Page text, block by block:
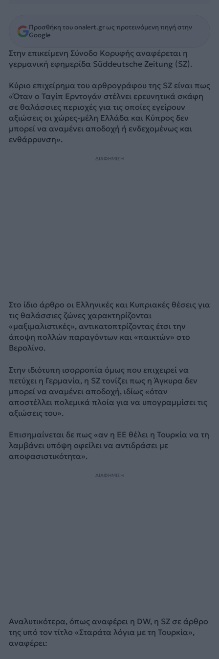
Προσθήκη του onalert.gr ως προτεινόμενη πηγή στην
Google
Στην επικείμενη Σύνοδο Κορυφής αναφέρεται η
γερμανική εφημερίδα Süddeutsche Zeitung (SZ).
Κύριο επιχείρημα του αρθρογράφου της SZ είναι πως
«Όταν ο Ταγίπ Ερντογάν στέλνει ερευνητικά σκάφη
σε θαλάσσιες περιοχές για τις οποίες εγείρουν
αξιώσεις οι χώρες-μέλη Ελλάδα και Κύπρος δεν
μπορεί να αναμένει αποδοχή ή ενδεχομένως και
ενθάρρυνση».
ΔΙΑΦΗΜΙΣΗ
Στο ίδιο άρθρο οι Ελληνικές και Κυπριακές θέσεις για
τις θαλάσσιες ζώνες χαρακτηρίζονται
«μαξιμαλιστικές», αντικατοπτρίζοντας έτσι την
άποψη πολλών παραγόντων και «παικτών» στο
Βερολίνο.
Στην ιδιότυπη ισορροπία όμως που επιχειρεί να
πετύχει η Γερμανία, η SZ τονίζει πως η Άγκυρα δεν
μπορεί να αναμένει αποδοχή, ιδίως «όταν
αποστέλλει πολεμικά πλοία για να υπογραμμίσει τις
αξιώσεις του».
Επισημαίνεται δε πως «αν η ΕΕ θέλει η Τουρκία να τη
λαμβάνει υπόψη οφείλει να αντιδράσει με
αποφασιστικότητα».
ΔΙΑΦΗΜΙΣΗ
Αναλυτικότερα, όπως αναφέρει η DW, η SZ σε άρθρο
της υπό τον τίτλο «Σταράτα λόγια με τη Τουρκία»,
αναφέρει: